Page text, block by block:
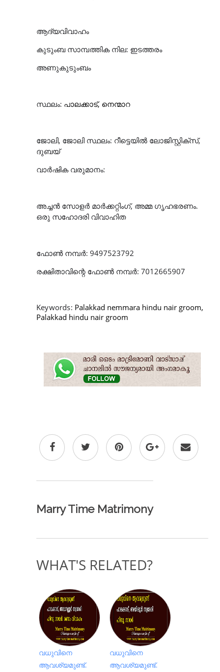
ആദ്യവിവാഹം
കുടുംബ സാമ്പത്തിക നില: ഇടത്തരം
അണുകുടുംബം
സ്ഥലം: പാലക്കാട്, നെന്മാറ
ജോലി, ജോലി സ്ഥലം: റീട്ടെയിൽ ലോജിസ്റ്റിക്സ്,
ദുബയ്
വാർഷിക വരുമാനം:
അച്ചൻ സോളർ മാർക്കറ്റിംഗ്, അമ്മ ഗൃഹഭരണം.
ഒരു സഹോദരി വിവാഹിത
ഫോൺ നമ്പർ: 9497523792
രക്ഷിതാവിന്റെ ഫോൺ നമ്പർ: 7012665907
Keywords: Palakkad nemmara hindu nair groom,
Palakkad hindu nair groom
Marry Time Matrimony
WHAT'S RELATED?
വധുവിനെ
ആവശ്യമുണ്ട്.
വധുവിനെ
ആവശ്യമുണ്ട്.